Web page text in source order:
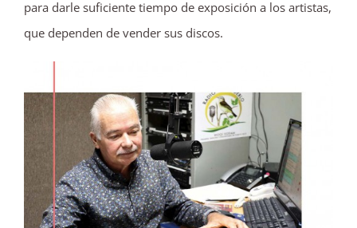
para darle suficiente tiempo de exposición a los artistas,
que dependen de vender sus discos.